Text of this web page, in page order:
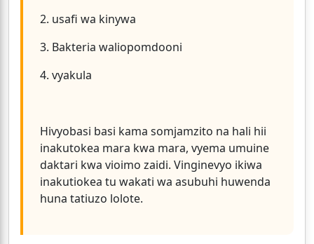
2. usafi wa kinywa
3. Bakteria waliopomdooni
4. vyakula
Hivyobasi basi kama somjamzito na hali hii
inakutokea mara kwa mara, vyema umuine
daktari kwa vioimo zaidi. Vinginevyo ikiwa
inakutiokea tu wakati wa asubuhi huwenda
huna tatiuzo lolote.